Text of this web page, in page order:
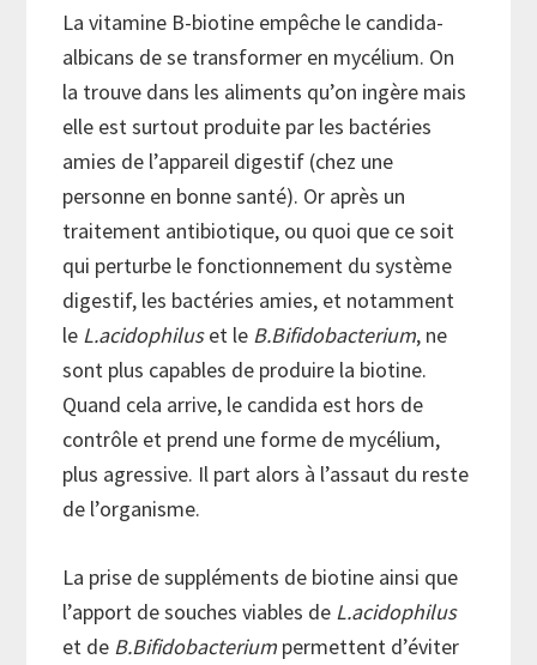
La vitamine B-biotine empêche le candida-
albicans de se transformer en mycélium. On
la trouve dans les aliments qu’on ingère mais
elle est surtout produite par les bactéries
amies de l’appareil digestif (chez une
personne en bonne santé). Or après un
traitement antibiotique, ou quoi que ce soit
qui perturbe le fonctionnement du système
digestif, les bactéries amies, et notamment
le L.acidophiluset le B.Bifidobacterium, ne
sont plus capables de produire la biotine.
Quand cela arrive, le candida est hors de
contrôle et prend une forme de mycélium,
plus agressive. Il part alors à l’assaut du reste
de l’organisme.
La prise de suppléments de biotine ainsi que
l’apport de souches viables de L.acidophilus
et de B.Bifidobacterium permettent d’éviter